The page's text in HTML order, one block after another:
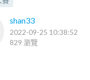
shan33
2022-09-25 10:38:52
829 瀏覽